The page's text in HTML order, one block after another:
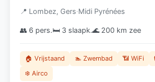
gemeenschappelijke
prachtige Gers.
📍 Lombez, Gers·Midi Pyrénées
👥 6 pers.🛏️ 3 slaapk.🌊 200 km zee
🏠 Vrijstaand 🏊 Zwembad 📶 WiFi
❄️ Airco